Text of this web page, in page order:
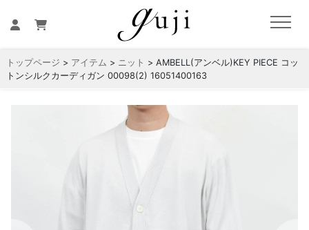
トップページ > アイテム > ニット > AMBELL(アンベル)KEY PIECE コッ
トンシルクカーディガン 00098(2) 16051400163